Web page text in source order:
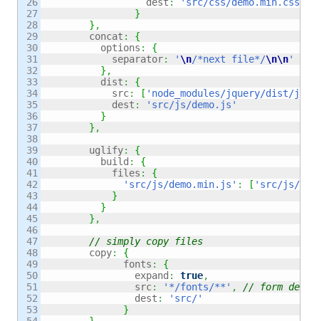
27
28
29
30
31
32
33
34
35
36
37
38
39
40
41
42
43
44
45
46
47
48
49
50
51
52
53
}
} ,
	concat
:
{
	  options
:
{
	    separator
: ' \n/*next file*/\n\n'
} ,
	  dist
:
{
	    src
: [ 'node_modules/jquery/dist/
	    dest
:
'src/js/demo.js'
}
} ,
	uglify
:
{
	  build
:
{
	    files
:
{
'src/js/demo.min.js' : [ 'src/js/
}
}
} ,
// simply copy files
	copy
:
{
	      fonts
:
{
	        expand
: true,
	        src
: '*/fonts/**' ,
// form dev
	        dest
:
'src/'
}